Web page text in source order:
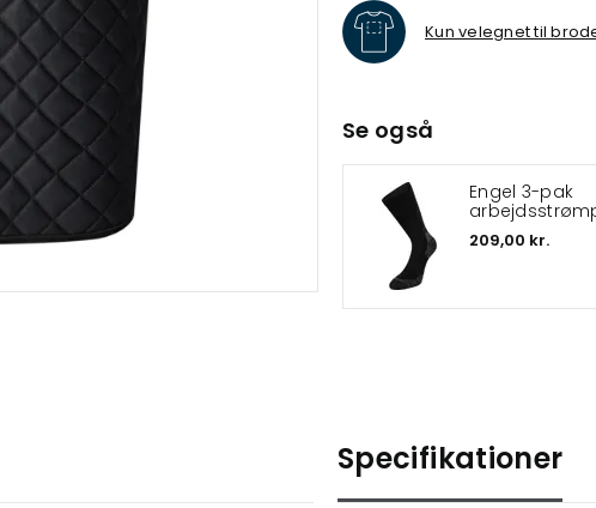
Kun velegnet til
Se også
Engel 3-pak
209,00 kr.
Specifikationer